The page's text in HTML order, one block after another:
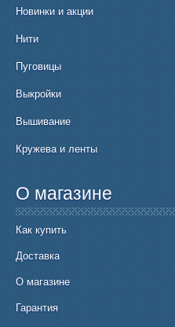
Новинки и акции
Нити
Пуговицы
Выкройки
Вышивание
Кружева и ленты
О магазине
Как купить
Доставка
О магазине
Гарантия